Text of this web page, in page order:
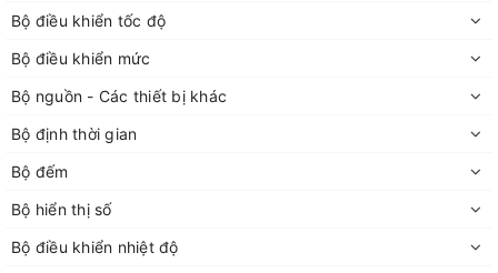
Bộ điều khiển tốc độ
Bộ điều khiển mức
Bộ nguồn - Các thiết bị khác
Bộ định thời gian
Bộ đếm
Bộ hiển thị số
Bộ điều khiển nhiệt độ